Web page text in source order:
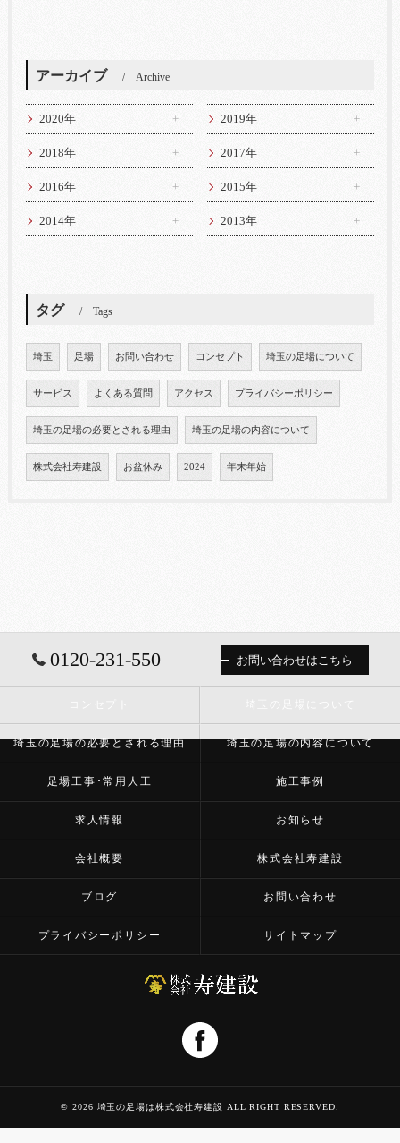
アーカイブ Archive
2020年 2019年
2018年 2017年
2016年 2015年
2014年 2013年
タグ Tags
埼玉 足場 お問い合わせ コンセプト 埼玉の足場について
サービス よくある質問 アクセス プライバシーポリシー
埼玉の足場の必要とされる理由 埼玉の足場の内容について
株式会社寿建設 お盆休み 2024 年末年始
0120-231-550 お問い合わせはこちら
埼玉の足場の必要とされる理由 埼玉の足場の内容について
足場工事･常用人工 施工事例
求人情報 お知らせ
会社概要 株式会社寿建設
ブログ お問い合わせ
プライバシーポリシー サイトマップ
© 2026 埼玉の足場は株式会社寿建設 ALL RIGHT RESERVED.